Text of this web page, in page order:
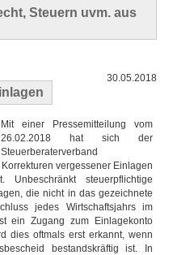
Steuern uvm. aus
30.05.2018
Mit einer Pressemitteilung vom
26.02.2018 hat sich der
Steuerberaterverband
vergessener Einlagen
Unbeschränkt steuerpflichtige
die nicht in das gezeichnete
jedes Wirtschaftsjahrs im
ein Zugang zum Einlagekonto
dies oftmals erst erkannt, wenn
bestandskräftig ist. In